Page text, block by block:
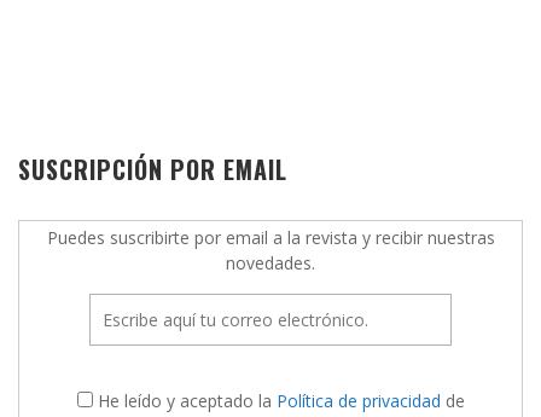
SUSCRIPCIÓN POR EMAIL
Puedes suscribirte por email a la revista y recibir nuestras
novedades.
He leído y aceptado la Política de privacidad de